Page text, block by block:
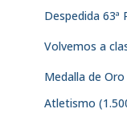
Despedida 63ª
Volvemos a
Medalla de
Atletismo